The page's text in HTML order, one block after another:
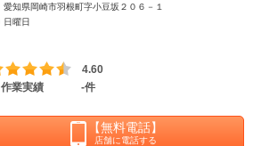
愛知県岡崎市羽根町字小豆坂２０６－１
日曜日
4.60
作業実績
-件
【無料電話】
店舗に電話する